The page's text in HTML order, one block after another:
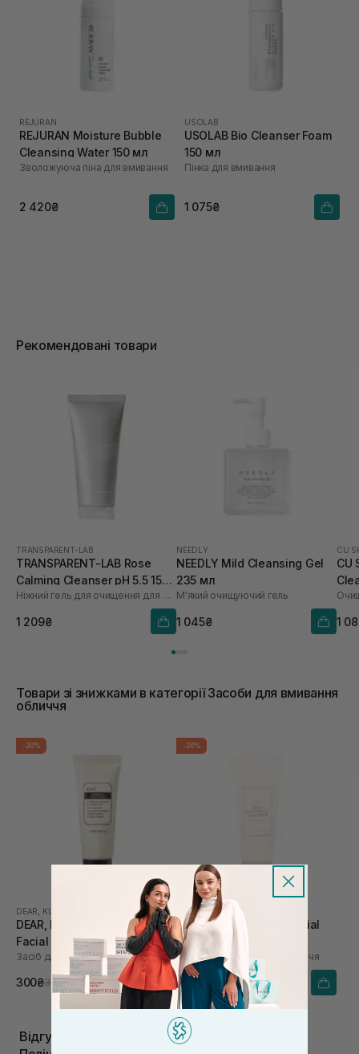
REJURAN
REJURAN Moisture Bubble
Cleansing Water 150 мл
Зволожуюча піна для вмивання
2 420₴
USOLAB
USOLAB Bio Cleanser Foam
150 мл
Пінка для вмивання
1 075₴
Рекомендовані товари
TRANSPARENT-LAB
TRANSPARENT-LAB Rose
Calming Cleanser pH 5.5 150
мл
Ніжний гель для очищення для обличчя
1 209₴
NEEDLY
NEEDLY Mild Cleansing Gel
235 мл
М'який очищуючий гель
1 045₴
CU
CU
1
Товари зі знижками в категорії Засоби для вмивання
обличчя
-20%
DEAR, KLAIRS DEAR, KLAIRS GENTLE BLACK
DEAR, KLAIRS Gentle Black
Facial Cleanser 20 мл
Засіб для делікатного очищення обличчя
300₴375₴
-20%
I'M FROM| I'M FROM RICE
I'M FROM Rice Whip Facial
Cleanser 150 мл
Очищуючий засіб для обличчя
740₴ 925₴
Відгуки про Засоби для вмивання обличчя